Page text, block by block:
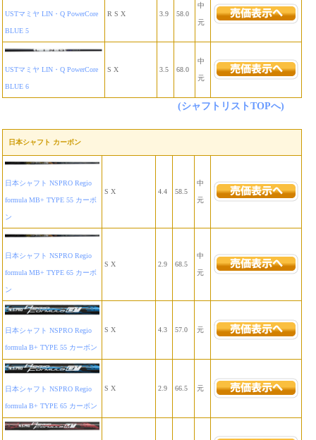
USTマミヤ LIN・Q PowerCore
BLUE 5
R S X 3.9 58.0
中
元
USTマミヤ LIN・Q PowerCore
BLUE 6
S X 3.5 68.0
中
元
(シャフトリストTOPへ)
日本シャフト カーボン
日本シャフト NSPRO Regio
formula MB+ TYPE 55 カーボ
ン
S X 4.4 58.5
中
元
日本シャフト NSPRO Regio
formula MB+ TYPE 65 カーボ
ン
S X 2.9 68.5
中
元
日本シャフト NSPRO Regio
formula B+ TYPE 55 カーボン
S X 4.3 57.0 元
日本シャフト NSPRO Regio
formula B+ TYPE 65 カーボン
S X 2.9 66.5 元